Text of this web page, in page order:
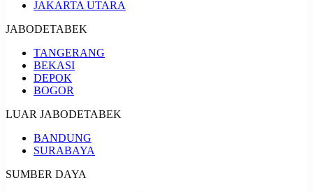
JAKARTA UTARA
JABODETABEK
TANGERANG
BEKASI
DEPOK
BOGOR
LUAR JABODETABEK
BANDUNG
SURABAYA
SUMBER DAYA